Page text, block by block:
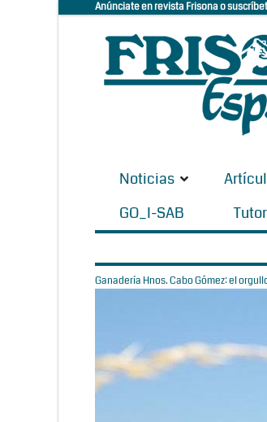
Anúnciate en revista Frisona o
Noticias
GO_I-SAB
Ganadería Hnos. Cabo Gómez: el